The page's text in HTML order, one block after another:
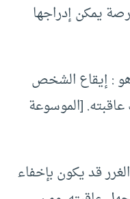
يمكن إدراجها
: إيقاع الشخص
[الموسوعة
قد يكون بإخفاء